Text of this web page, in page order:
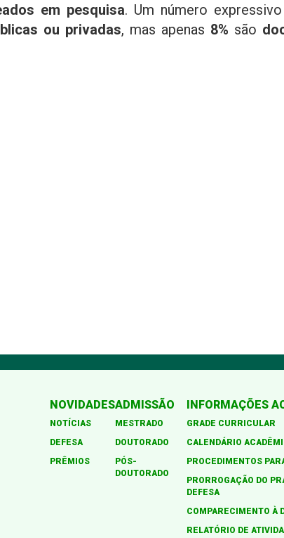
em pesquisa. Um número expressivo
ou privadas, mas apenas 8% são
NOVIDADES
NOTÍCIAS
DEFESA
PRÊMIOS
ADMISSÃO
MESTRADO
DOUTORADO
PÓS-
DOUTORADO
INFORMAÇÕES
GRADE CURRICULAR
CALENDÁRIO
PROCEDIMENTOS
PRORROGAÇÃO DO
DEFESA
COMPARECIMENTO À
RELATÓRIO DE